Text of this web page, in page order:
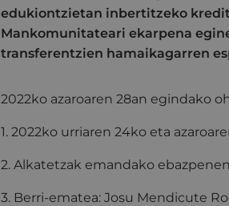
edukiontzietan inbertitzeko
Mankomunitateari ekarpena
transferentzien hamaikagarren
2022ko azaroaren 28an egindako
1. 2022ko urriaren 24ko eta
2. Alkatetzak emandako
3. Berri-ematea: Josu Mendicute